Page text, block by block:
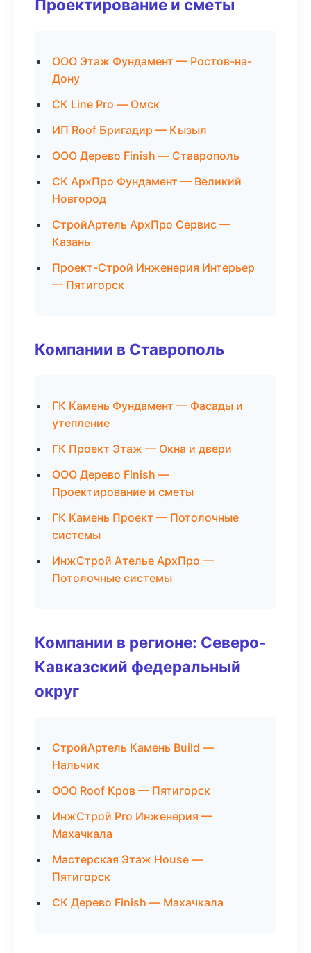
Проектирование и сметы
ООО Этаж Фундамент — Ростов-на-
Дону
СК Line Pro — Омск
ИП Roof Бригадир — Кызыл
ООО Дерево Finish — Ставрополь
СК АрхПро Фундамент — Великий
Новгород
СтройАртель АрхПро Сервис —
Казань
Проект-Строй Инженерия Интерьер
— Пятигорск
Компании в Ставрополь
ГК Камень Фундамент — Фасады и
утепление
ГК Проект Этаж — Окна и двери
ООО Дерево Finish —
Проектирование и сметы
ГК Камень Проект — Потолочные
системы
ИнжСтрой Ателье АрхПро —
Потолочные системы
Компании в регионе: Северо-
Кавказский федеральный
округ
СтройАртель Камень Build —
Нальчик
ООО Roof Кров — Пятигорск
ИнжСтрой Pro Инженерия —
Махачкала
Мастерская Этаж House —
Пятигорск
СК Дерево Finish — Махачкала